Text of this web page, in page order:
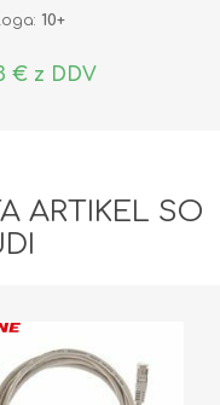
10+
€ z DDV
ARTIKEL SO